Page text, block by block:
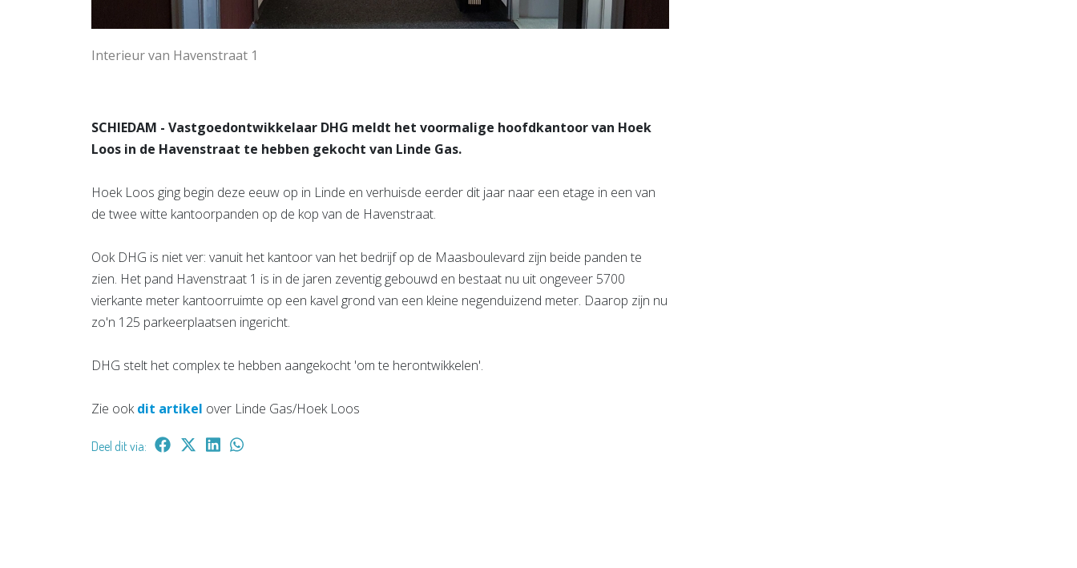
Interieur van Havenstraat 1
SCHIEDAM - Vastgoedontwikkelaar DHG meldt het voormalige hoofdkantoor van Hoek
Loos in de Havenstraat te hebben gekocht van Linde Gas.
Hoek Loos ging begin deze eeuw op in Linde en verhuisde eerder dit jaar naar een etage in een van
de twee witte kantoorpanden op de kop van de Havenstraat.
Ook DHG is niet ver: vanuit het kantoor van het bedrijf op de Maasboulevard zijn beide panden te
zien. Het pand Havenstraat 1 is in de jaren zeventig gebouwd en bestaat nu uit ongeveer 5700
vierkante meter kantoorruimte op een kavel grond van een kleine negenduizend meter. Daarop zijn nu
zo'n 125 parkeerplaatsen ingericht.
DHG stelt het complex te hebben aangekocht 'om te herontwikkelen'.
Zie ookdit artikel over Linde Gas/Hoek Loos
Deel dit via: